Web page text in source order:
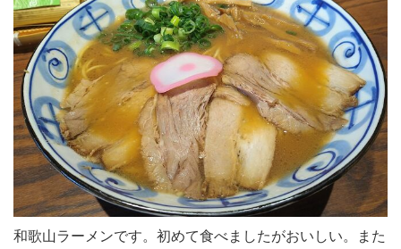
和歌山ラーメンです。初めて食べましたがおいしい。また